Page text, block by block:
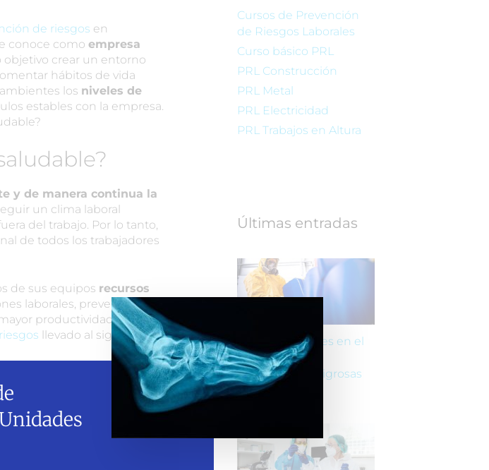
de riesgos en
conoce como empresa
crear un entorno
hábitos de vida
los niveles de
estables con la empresa.
y de manera continua la
un clima laboral
del trabajo. Por lo tanto,
de todos los trabajadores
de sus equipos recursos
laborales, prevenir
productividad. Por lo
llevado al siguiente
la seguridad y la
Cursos de Prevención
de Riesgos Laborales
Curso básico PRL
PRL Construcción
PRL Metal
PRL Electricidad
PRL Trabajos en Altura
Últimas entradas
Riesgos laborales en el
transporte de
mercancías peligrosas
(ADR)